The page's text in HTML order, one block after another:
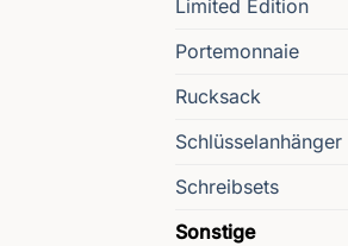
Limited Edition
Portemonnaie
Rucksack
Schlüsselanhänger
Schreibsets
Sonstige